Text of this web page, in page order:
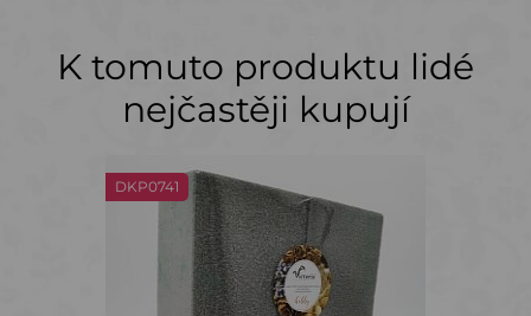
K tomuto produktu lidé
nejčastěji kupují
DKP0741